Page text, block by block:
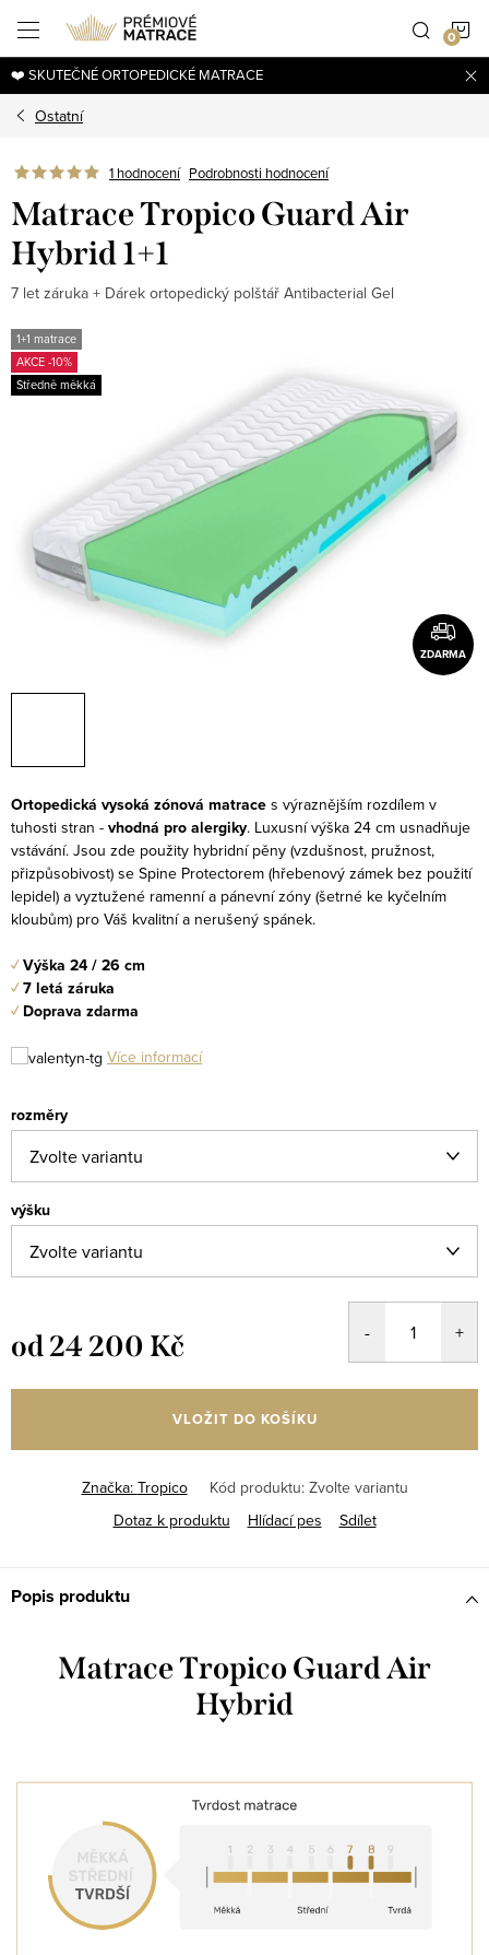
obsah
❤️ SKUTEČNÉ ORTOPEDICKÉ MATRACE
Ostatní
1 hodnocení Podrobnosti hodnocení
Matrace Tropico Guard Air
Hybrid 1+1
7 let záruka + Dárek ortopedický polštář Antibacterial Gel
1+1 matrace
AKCE -10%
Středně měkká
ZDARMA
Ortopedická vysoká zónová matrace s výraznějším rozdílem v
tuhosti stran - vhodná pro alergiky. Luxusní výška 24 cm usnadňuje
vstávání. Jsou zde použity hybridní pěny (vzdušnost, pružnost,
přizpůsobivost) se Spine Protectorem (hřebenový zámek bez použití
lepidel) a vyztužené ramenní a pánevní zóny (šetrné ke kyčelním
kloubům) pro Váš kvalitní a nerušený spánek.
✓Výška 24 / 26 cm
✓7 letá záruka
✓Doprava zdarma
Více informací
rozměry
výšku
od24 200 Kč
cena:
VLOŽIT DO KOŠÍKU
Značka: Tropico Kód produktu: Zvolte variantu
Dotaz k produktu
Hlídací pes Sdílet
Popis produktu
Matrace Tropico Guard Air
Hybrid